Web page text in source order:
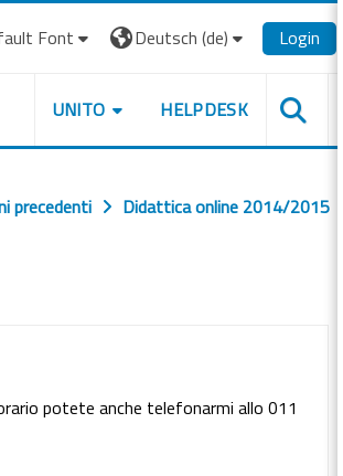
Font Deutsch ‎(de)‎ Login
UNITO HELPDESK
precedenti
Didattica online 2014/2015
potete anche telefonarmi allo 011